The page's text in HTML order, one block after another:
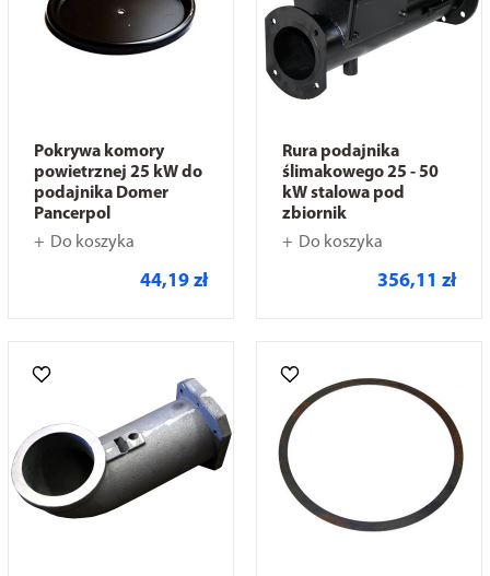
Pokrywa komory
powietrznej 25 kW do
podajnika Domer
Pancerpol
Do koszyka
44,19 zł
Rura podajnika
ślimakowego 25 - 50
kW stalowa pod
zbiornik
Do koszyka
356,11 zł